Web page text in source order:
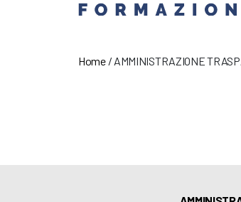
Home/ AMMINISTRAZIONE